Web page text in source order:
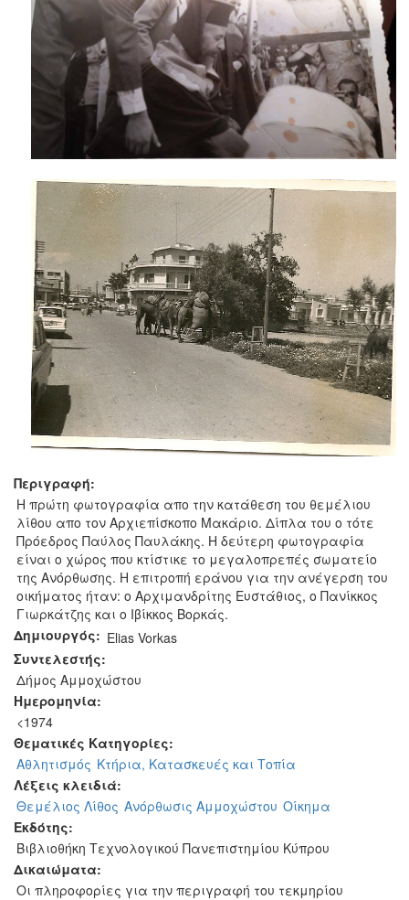
Περιγραφή:
Η πρώτη φωτογραφία απο την κατάθεση του θεμέλιου
λίθου απο τον Αρχιεπίσκοπο Μακάριο. Δίπλα του ο τότε
Πρόεδρος Παύλος Παυλάκης. Η δεύτερη φωτογραφία
είναι ο χώρος που κτίστικε το μεγαλοπρεπές σωματείο
της Ανόρθωσης. Η επιτροπή εράνου για την ανέγερση του
οικήματος ήταν: ο Αρχιμανδρίτης Ευστάθιος, ο Πανίκκος
Γιωρκάτζης και ο Ιβίκκος Βορκάς.
Δημιουργός: Elias Vorkas
Συντελεστής:
Δήμος Αμμοχώστου
Ημερομηνία:
<1974
Θεματικές Κατηγορίες:
Αθλητισμός Κτήρια, Κατασκευές και Τοπία
Λέξεις κλειδιά:
Θεμέλιος Λίθος Ανόρθωσις Αμμοχώστου Οίκημα
Εκδότης:
Βιβλιοθήκη Τεχνολογικού Πανεπιστημίου Κύπρου
Δικαιώματα:
Οι πληροφορίες για την περιγραφή του τεκμηρίου